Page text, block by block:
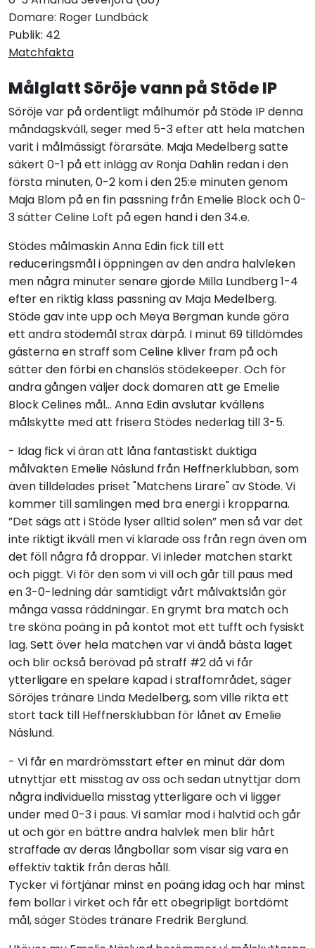
Domare: Roger Lundbäck
Publik: 42
Matchfakta
Målglatt Söröje vann på Stöde IP
Söröje var på ordentligt målhumör på Stöde IP denna
måndagskväll, seger med 5-3 efter att hela matchen
varit i målmässigt förarsäte. Maja Medelberg satte
säkert 0-1 på ett inlägg av Ronja Dahlin redan i den
första minuten, 0-2 kom i den 25:e minuten genom
Maja Blom på en fin passning från Emelie Block och 0-
3 sätter Celine Loft på egen hand i den 34.e.
Stödes målmaskin Anna Edin fick till ett
reduceringsmål i öppningen av den andra halvleken
men några minuter senare gjorde Milla Lundberg 1-4
efter en riktig klass passning av Maja Medelberg.
Stöde gav inte upp och Meya Bergman kunde göra
ett andra stödemål strax därpå. I minut 69 tilldömdes
gästerna en straff som Celine kliver fram på och
sätter den förbi en chanslös stödekeeper. Och för
andra gången väljer dock domaren att ge Emelie
Block Celines mål... Anna Edin avslutar kvällens
målskytte med att frisera Stödes nederlag till 3-5.
- Idag fick vi äran att låna fantastiskt duktiga
målvakten Emelie Näslund från Heffnerklubban, som
även tilldelades priset "Matchens Lirare" av Stöde. Vi
kommer till samlingen med bra energi i kropparna.
”Det sägs att i Stöde lyser alltid solen” men så var det
inte riktigt ikväll men vi klarade oss från regn även om
det föll några få droppar. Vi inleder matchen starkt
och piggt. Vi för den som vi vill och går till paus med
en 3-0-ledning där samtidigt vårt målvaktslån gör
många vassa räddningar. En grymt bra match och
tre sköna poäng in på kontot mot ett tufft och fysiskt
lag. Sett över hela matchen var vi ändå bästa laget
och blir också berövad på straff #2 då vi får
ytterligare en spelare kapad i straffområdet, säger
Söröjes tränare Linda Medelberg, som ville rikta ett
stort tack till Heffnersklubban för lånet av Emelie
Näslund.
- Vi får en mardrömsstart efter en minut där dom
utnyttjar ett misstag av oss och sedan utnyttjar dom
några individuella misstag ytterligare och vi ligger
under med 0-3 i paus. Vi samlar mod i halvtid och går
ut och gör en bättre andra halvlek men blir hårt
straffade av deras långbollar som visar sig vara en
effektiv taktik från deras håll.
Tycker vi förtjänar minst en poäng idag och har minst
fem bollar i virket och får ett obegripligt bortdömt
mål, säger Stödes tränare Fredrik Berglund.